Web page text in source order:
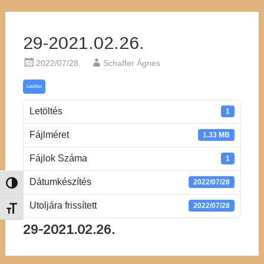
Nagy kontraszt váltása
Betűméret váltása
29-2021.02.26.
2022/07/28 Schaffer Ágnes
Letöltés
Letöltés 1
Fájlméret 1.33 MB
Fájlok Száma 1
Dátumkészítés 2022/07/28
Utoljára frissített 2022/07/28
29-2021.02.26.